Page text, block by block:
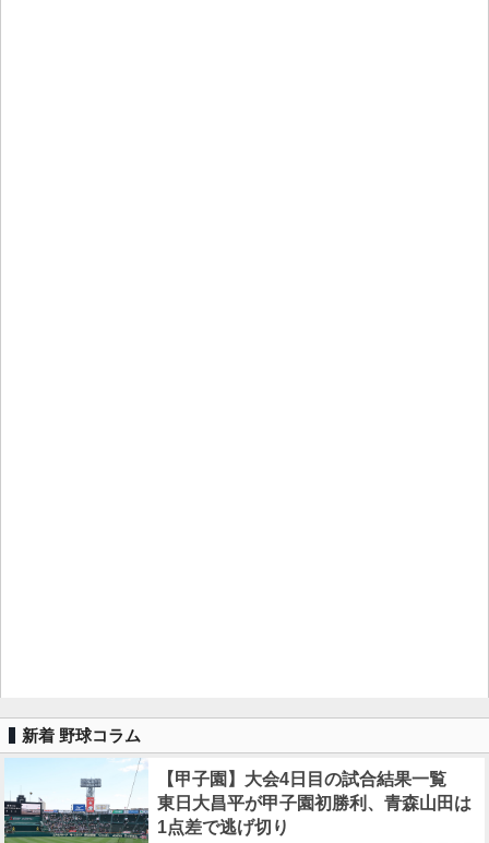
新着 野球コラム
【甲子園】大会4日目の試合結果一覧
東日大昌平が甲子園初勝利、青森山田は
1点差で逃げ切り